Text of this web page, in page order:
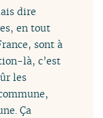
dire
en tout
sont à
là, c’est
les
Ça